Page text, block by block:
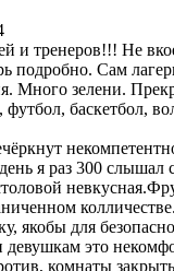
и тренеров!!! Не
подробно. Сам
Много зелени.
баскетбол,
я раз 300 слышал
якобы для
это
комнаты